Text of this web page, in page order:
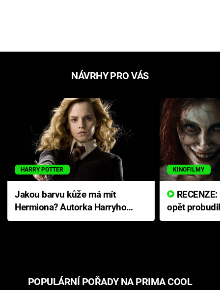
NÁVRHY PRO VÁS
HARRY POTTER
Jakou barvu kůže má mít
Hermiona? Autorka Harryho
Pottera přišla s ráznou
KINOFILMY
opět
přichází s
POPULÁRNÍ POŘADY NA PRIMA COOL